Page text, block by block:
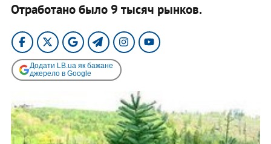
Отработано было 9 тысяч рынков.
Додати LB.ua як бажане
джерело в Google